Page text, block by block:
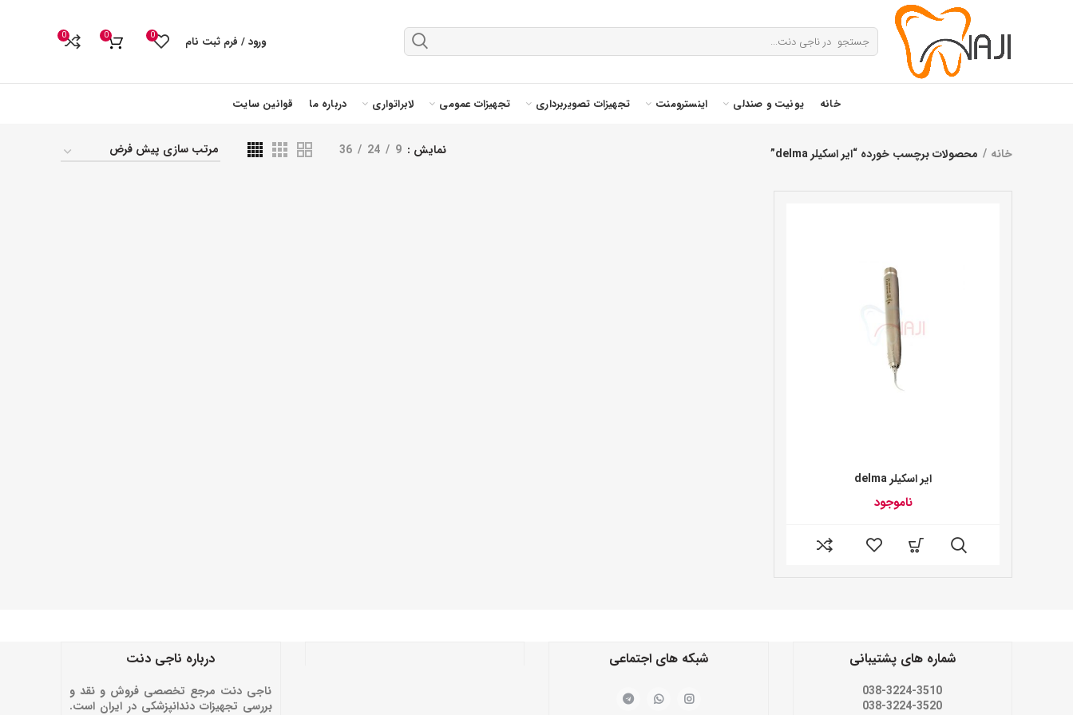
ورود / فرم ثبت نام 0
0
0
خانه یونیت و صندلی اینسترومنت تجهیزات تصویربرداری تجهیزات عمومی لابراتواری درباره ما قوانین سایت
خانه محصولات برچسب خورده “ایر اسکیلر delma” نمایش 9
24
36
ایر اسکیلر delma
ناموجود
شماره های پشتیبانی
038-3224-3510
038-3224-3520
شبکه های اجتماعی درباره ناجی دنت
ناجی دنت مرجع تخصصی فروش و نقد و
بررسی تجهیزات دندانپزشکی در ایران است.